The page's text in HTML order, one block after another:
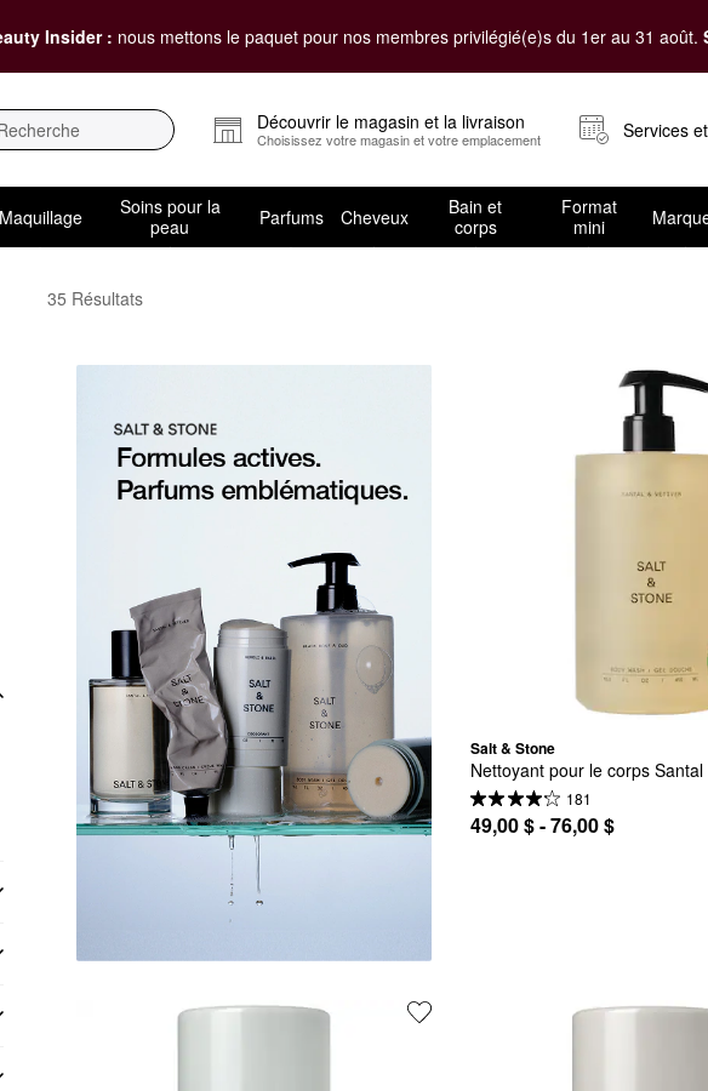
Insider : nous mettons le paquet pour nos membres privilégié(e)s du 1er au 31 août.
Découvrir le magasin et la livraison
Choisissez votre magasin et votre emplacement Services
Maquillage
Soins pour la
peau
Parfums Cheveux
Bain et
corps
Format
mini
Salt & Stone
35 Résultats
Salt & Stone
Nettoyant pour le corps Santal
181
49,00 $ - 76,00 $